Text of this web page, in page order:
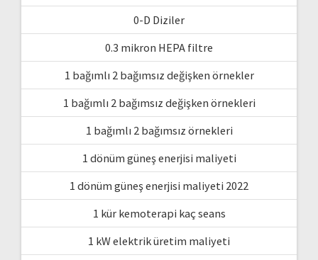
0-D Diziler
0.3 mikron HEPA filtre
1 bağımlı 2 bağımsız değişken örnekler
1 bağımlı 2 bağımsız değişken örnekleri
1 bağımlı 2 bağımsız örnekleri
1 dönüm güneş enerjisi maliyeti
1 dönüm güneş enerjisi maliyeti 2022
1 kür kemoterapi kaç seans
1 kW elektrik üretim maliyeti